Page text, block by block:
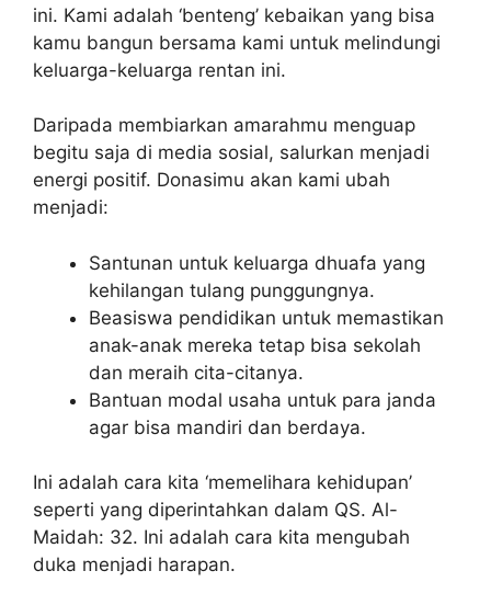
ini. Kami adalah ‘benteng’ kebaikan yang bisa
kamu bangun bersama kami untuk melindungi
keluarga-keluarga rentan ini.
Daripada membiarkan amarahmu menguap
begitu saja di media sosial, salurkan menjadi
energi positif. Donasimu akan kami ubah
menjadi:
Santunan untuk keluarga dhuafa yang
kehilangan tulang punggungnya.
Beasiswa pendidikan untuk memastikan
anak-anak mereka tetap bisa sekolah
dan meraih cita-citanya.
Bantuan modal usaha untuk para janda
agar bisa mandiri dan berdaya.
Ini adalah cara kita ‘memelihara kehidupan’
seperti yang diperintahkan dalam QS. Al-
Maidah: 32. Ini adalah cara kita mengubah
duka menjadi harapan.